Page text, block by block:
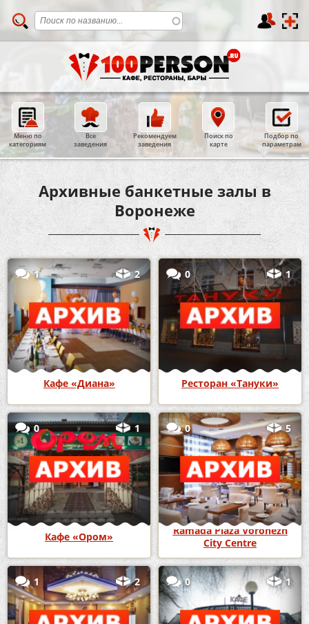
Меню по
категориям
Все
заведения
Рекомендуем
заведения
Поиск по
карте
Подбор по
параметрам
Архивные банкетные залы в
Воронеже
1 2
Кафе «Диана»
0 1
Ресторан «Тануки»
0 1
Кафе «Ором»
0 5
Ramada Plaza Voronezh
City Centre
1 2 0 1